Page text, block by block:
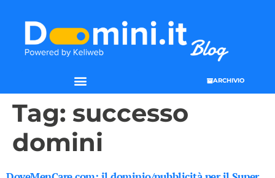
ARCHIVIO
Tag: successo
domini